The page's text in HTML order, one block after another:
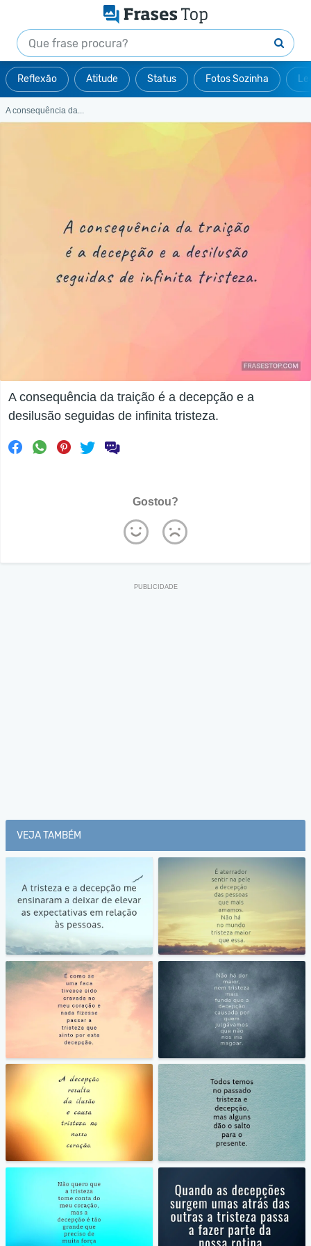
Reflexão Atitude Status Fotos Sozinha
A consequência da...
A consequência da traição é a decepção e a
desilusão seguidas de infinita tristeza.
Gostou?
VEJA TAMBÉM